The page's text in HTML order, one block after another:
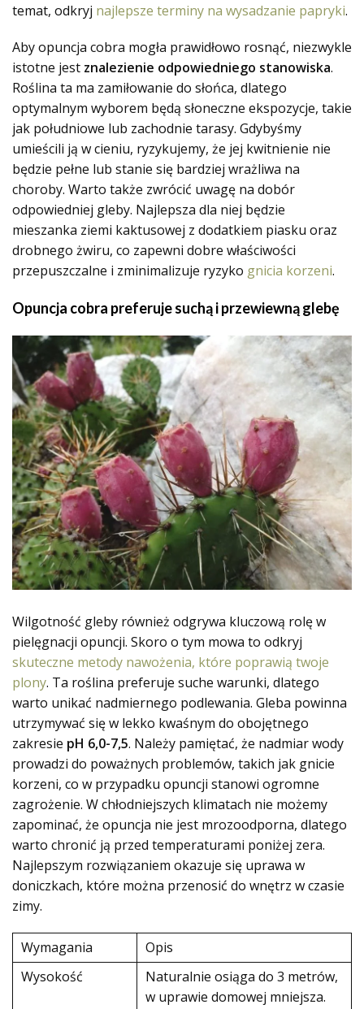
temat, odkryj najlepsze terminy na wysadzanie papryki.
Aby opuncja cobra mogła prawidłowo rosnąć, niezwykle
istotne jest znalezienie odpowiedniego stanowiska.
Roślina ta ma zamiłowanie do słońca, dlatego
optymalnym wyborem będą słoneczne ekspozycje, takie
jak południowe lub zachodnie tarasy. Gdybyśmy
umieścili ją w cieniu, ryzykujemy, że jej kwitnienie nie
będzie pełne lub stanie się bardziej wrażliwa na
choroby. Warto także zwrócić uwagę na dobór
odpowiedniej gleby. Najlepsza dla niej będzie
mieszanka ziemi kaktusowej z dodatkiem piasku oraz
drobnego żwiru, co zapewni dobre właściwości
przepuszczalne i zminimalizuje ryzyko gnicia korzeni.
Opuncja cobra preferuje suchą i przewiewną glebę
Wilgotność gleby również odgrywa kluczową rolę w
pielęgnacji opuncji. Skoro o tym mowa to odkryj
skuteczne metody nawożenia, które poprawią twoje
plony. Ta roślina preferuje suche warunki, dlatego
warto unikać nadmiernego podlewania. Gleba powinna
utrzymywać się w lekko kwaśnym do obojętnego
zakresie pH 6,0-7,5. Należy pamiętać, że nadmiar wody
prowadzi do poważnych problemów, takich jak gnicie
korzeni, co w przypadku opuncji stanowi ogromne
zagrożenie. W chłodniejszych klimatach nie możemy
zapominać, że opuncja nie jest mrozoodporna, dlatego
warto chronić ją przed temperaturami poniżej zera.
Najlepszym rozwiązaniem okazuje się uprawa w
doniczkach, które można przenosić do wnętrz w czasie
zimy.
Wymagania
Opis
Wysokość
Naturalnie osiąga do 3 metrów,
w uprawie domowej mniejsza.